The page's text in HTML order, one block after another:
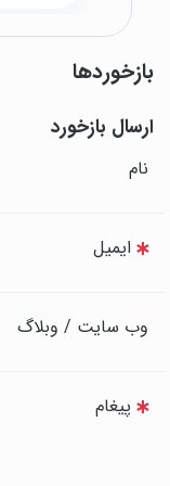
بازخوردها
ارسال بازخورد
نام
ایمیل
وب سایت / وبلاگ
پیغام